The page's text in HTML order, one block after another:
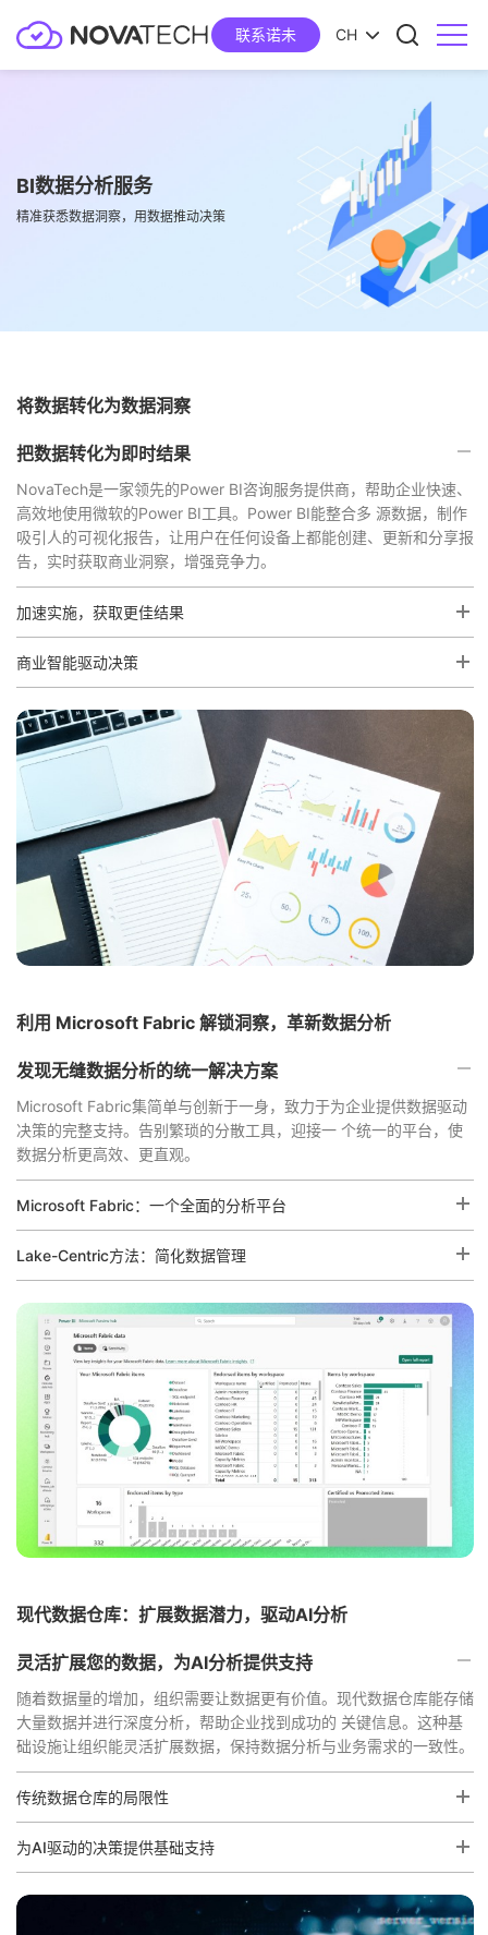
联系诺未 CH
BI数据分析服务
精准获悉数据洞察，用数据推动决策
将数据转化为数据洞察
把数据转化为即时结果
NovaTech是一家领先的Power BI咨询服务提供商，帮助企业快速、
高效地使用微软的Power BI工具。Power BI能整合多 源数据，制作
吸引人的可视化报告，让用户在任何设备上都能创建、更新和分享报
告，实时获取商业洞察，增强竞争力。
加速实施，获取更佳结果
商业智能驱动决策
利用 Microsoft Fabric 解锁洞察，革新数据分析
发现无缝数据分析的统一解决方案
Microsoft Fabric集简单与创新于一身，致力于为企业提供数据驱动
决策的完整支持。告别繁琐的分散工具，迎接一 个统一的平台，使
数据分析更高效、更直观。
Microsoft Fabric：一个全面的分析平台
Lake-Centric方法：简化数据管理
现代数据仓库：扩展数据潜力，驱动AI分析
灵活扩展您的数据，为AI分析提供支持
随着数据量的增加，组织需要让数据更有价值。现代数据仓库能存储
大量数据并进行深度分析，帮助企业找到成功的 关键信息。这种基
础设施让组织能灵活扩展数据，保持数据分析与业务需求的一致性。
传统数据仓库的局限性
为AI驱动的决策提供基础支持